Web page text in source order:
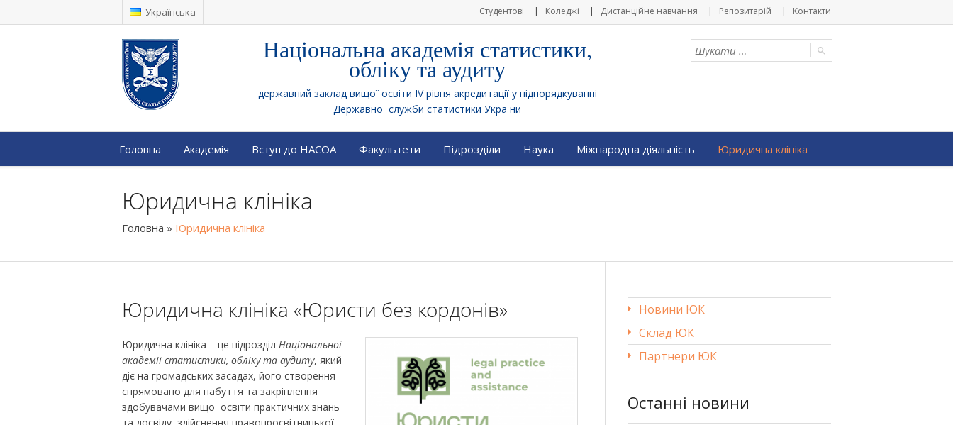
Українська Студентові Коледжі Дистанційне навчання Репозитарій Контакти
Національна академія статистики,
обліку та аудиту
державний заклад вищої освіти IV рівня акредитації у підпорядкуванні
Державної служби статистики України
Головна Академія Вступ до НАСОА Факультети Підрозділи Наука Міжнародна діяльність Юридична клініка
Юридична клініка
Головна » Юридична клініка
Юридична клініка «Юристи без кордонів»
Юридична клініка – це підрозділ Національної
академії статистики, обліку та аудиту, який
діє на громадських засадах, його створення
спрямовано для набуття та закріплення
здобувачами вищої освіти практичних знань
Новини ЮК
Склад ЮК
Партнери ЮК
Останні новини